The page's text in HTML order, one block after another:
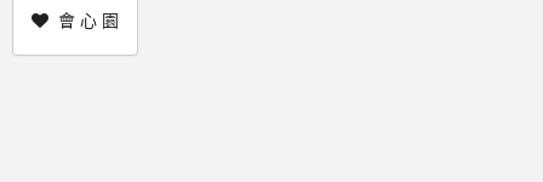
會 心 園